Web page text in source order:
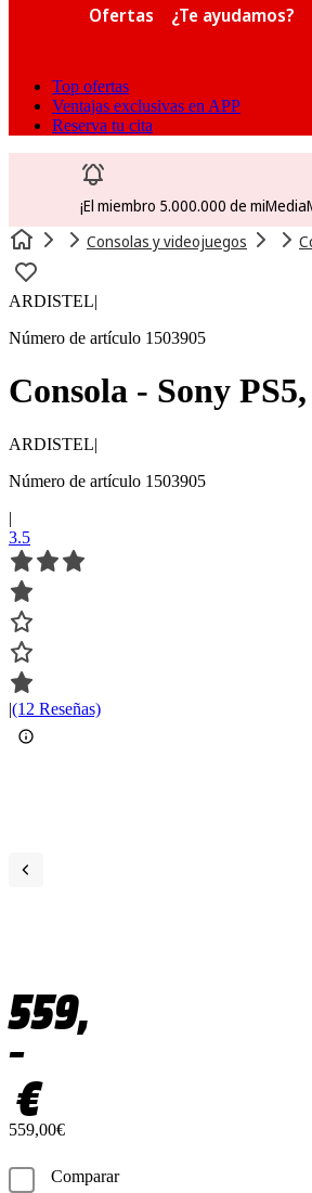
Ofertas ¿Te ayudamos?
Top ofertas
Ventajas exclusivas en APP
Reserva tu cita
¡El miembro 5.000.000 de
Consolas y videojuegos
ARDISTEL|
Número de artículo 1503905
Consola - Sony
ARDISTEL|
Número de artículo 1503905
|
3.5
|(12 Reseñas)
559,
–
€
559,00€
Comparar